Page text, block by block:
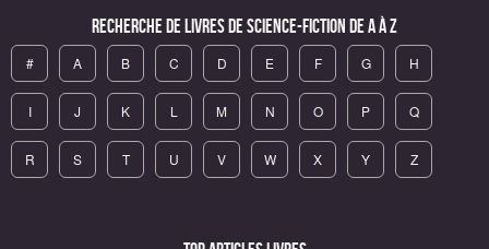
Recherche de Livres de science-fiction de A à Z
# A B C D E F G H
I J K L M N O P Q
R S T U V W X Y Z